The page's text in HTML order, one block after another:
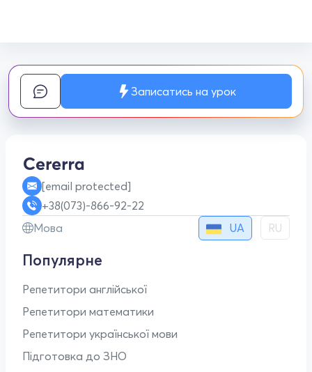
Записатись на урок
[email protected]
+38(073)-866-92-22
Мова
UA RU
Популярне
Репетитори англійської
Репетитори математики
Репетитори української мови
Підготовка до ЗНО